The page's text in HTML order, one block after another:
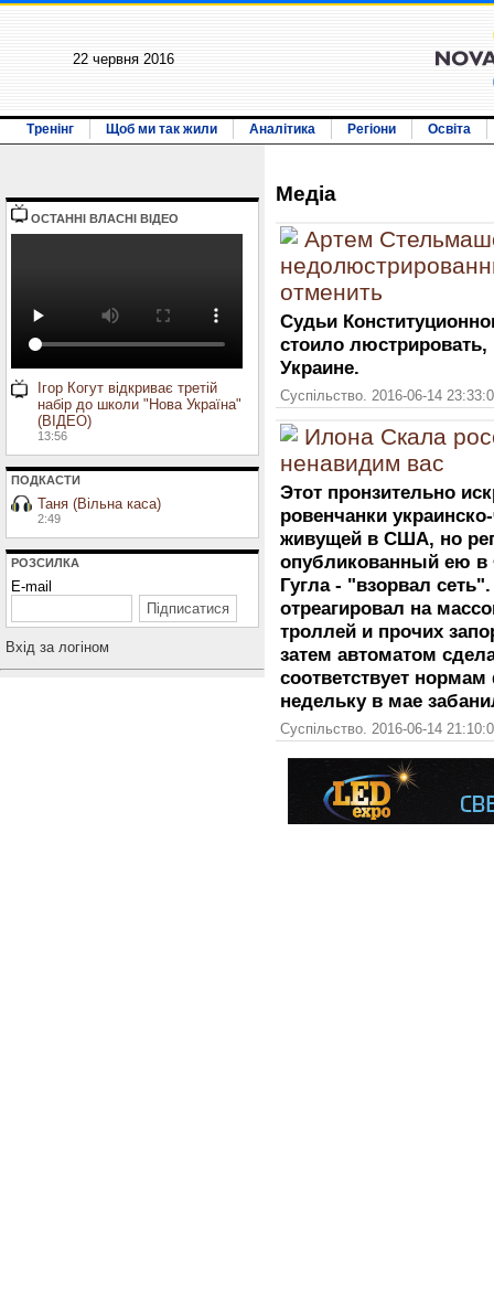
22 червня 2016
Тренінг Щоб ми так жили Аналітика Регіони Освіта
ОСТАННI ВЛАСНI ВIДЕО
Ігор Когут відкриває третій
набір до школи "Нова Україна"
(ВІДЕО)
13:56
ПОДКАСТИ
Таня (Вільна каса)
2:49
РОЗСИЛКА
E-mail
Вхiд за логiном
Медiа
Артем
отменить
Судьи
стоило
Украине.
Суспільство. 2016-06-14
Илона Скала
ненавидим вас
Этот пронзительно
ровенчанки
живущей в США, но
опубликованный ею
Гугла - "взорвал
отреагировал на
троллей и прочих
затем автоматом
соответствует
недельку в мае
Суспільство. 2016-06-14